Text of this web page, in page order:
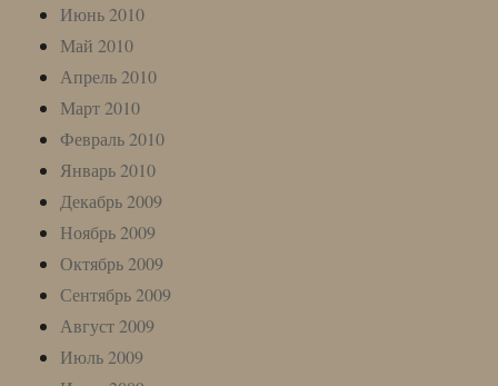
Июнь 2010
Май 2010
Апрель 2010
Март 2010
Февраль 2010
Январь 2010
Декабрь 2009
Ноябрь 2009
Октябрь 2009
Сентябрь 2009
Август 2009
Июль 2009